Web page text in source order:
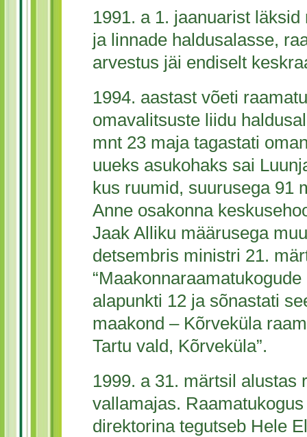
1991. a 1. jaanuarist
ja linnade haldusalasse,
arvestus jäi endiselt
1994. aastast võeti
omavalitsuste liidu
mnt 23 maja tagastati
uueks asukohaks sai
kus ruumid, suurusega 91
Anne osakonna
Jaak Alliku määrusega
detsembris ministri 21.
alapunkti 12 ja sõnastati
maakond – Kõrveküla
Tartu vald, Kõrveküla”.
1999. a 31. märtsil alustas
vallamajas.
direktorina tegutseb Hele